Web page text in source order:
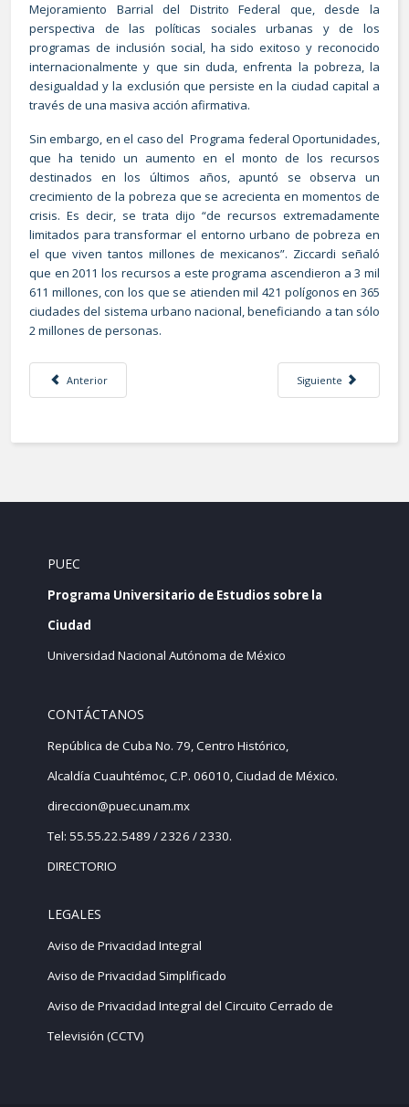
Mejoramiento Barrial del Distrito Federal que, desde la
perspectiva de las políticas sociales urbanas y de los
programas de inclusión social, ha sido exitoso y reconocido
internacionalmente y que sin duda, enfrenta la pobreza, la
desigualdad y la exclusión que persiste en la ciudad capital a
través de una masiva acción afirmativa.
Sin embargo, en el caso del Programa federal Oportunidades,
que ha tenido un aumento en el monto de los recursos
destinados en los últimos años, apuntó se observa un
crecimiento de la pobreza que se acrecienta en momentos de
crisis. Es decir, se trata dijo “de recursos extremadamente
limitados para transformar el entorno urbano de pobreza en
el que viven tantos millones de mexicanos”. Ziccardi señaló
que en 2011 los recursos a este programa ascendieron a 3 mil
611 millones, con los que se atienden mil 421 polígonos en 365
ciudades del sistema urbano nacional, beneficiando a tan sólo
2 millones de personas.
Artículo anterior: Consejo de Desarrollo Urbano Sustentable (CONDUSE)
Anterior Artículo siguiente:
Siguiente
PUEC
Programa Universitario de Estudios sobre la
Ciudad
Universidad Nacional Autónoma de México
CONTÁCTANOS
República de Cuba No. 79, Centro Histórico,
Alcaldía Cuauhtémoc, C.P. 06010, Ciudad de México.
direccion@puec.unam.mx
Tel: 55.55.22.5489 / 2326 / 2330.
DIRECTORIO
LEGALES
Aviso de Privacidad Integral
Aviso de Privacidad Simplificado
Aviso de Privacidad Integral del Circuito Cerrado de
Televisión (CCTV)